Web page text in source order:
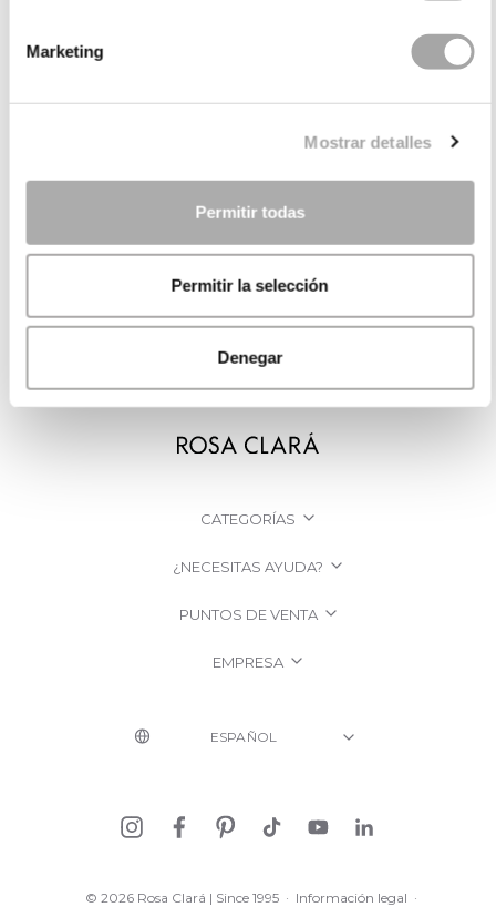
Marketing
Mostrar detalles
Permitir todas
Permitir la selección
Denegar
CATEGORÍAS
¿NECESITAS AYUDA?
PUNTOS DE VENTA
EMPRESA
© 2026 Rosa Clará | Since 1995 · Información legal ·